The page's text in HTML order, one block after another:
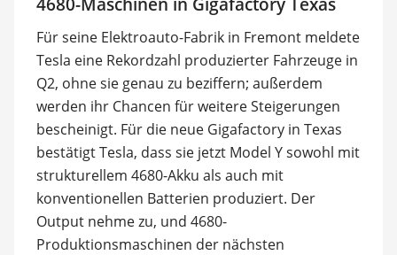
Für seine Elektroauto-Fabrik in Fremont meldete
Tesla eine Rekordzahl produzierter Fahrzeuge in
Q2, ohne sie genau zu beziffern; außerdem
werden ihr Chancen für weitere Steigerungen
bescheinigt. Für die neue Gigafactory in Texas
bestätigt Tesla, dass sie jetzt Model Y sowohl mit
strukturellem 4680-Akku als auch mit
konventionellen Batterien produziert. Der
Output nehme zu, und 4680-
Produktionsmaschinen der nächsten